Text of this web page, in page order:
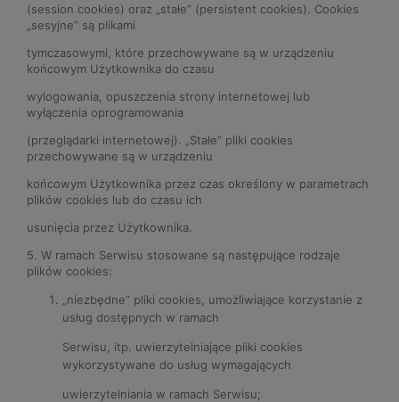
(session cookies) oraz „stałe” (persistent cookies). Cookies
„sesyjne” są plikami
tymczasowymi, które przechowywane są w urządzeniu
końcowym Użytkownika do czasu
wylogowania, opuszczenia strony internetowej lub
wyłączenia oprogramowania
(przeglądarki internetowej). „Stałe” pliki cookies
przechowywane są w urządzeniu
końcowym Użytkownika przez czas określony w parametrach
plików cookies lub do czasu ich
usunięcia przez Użytkownika.
5. W ramach Serwisu stosowane są następujące rodzaje
plików cookies:
„niezbędne” pliki cookies, umożliwiające korzystanie z
usług dostępnych w ramach
Serwisu, itp. uwierzytelniające pliki cookies
wykorzystywane do usług wymagających
uwierzytelniania w ramach Serwisu;